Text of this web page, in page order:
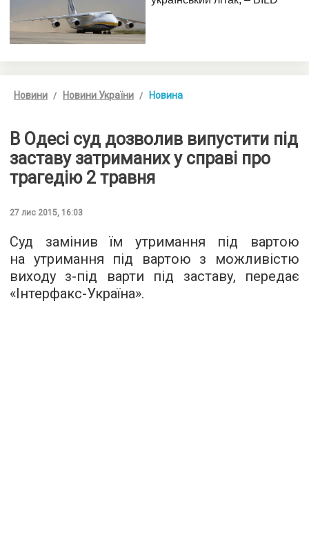
Новини Новини України Новина
В Одесі суд дозволив випустити під
заставу затриманих у справі про
трагедію 2 травня
27 лис 2015, 16:03
Суд замінив їм утримання під вартою
на утримання під вартою з можливістю
виходу з-під варти під заставу, передає
«Інтерфакс-Україна».